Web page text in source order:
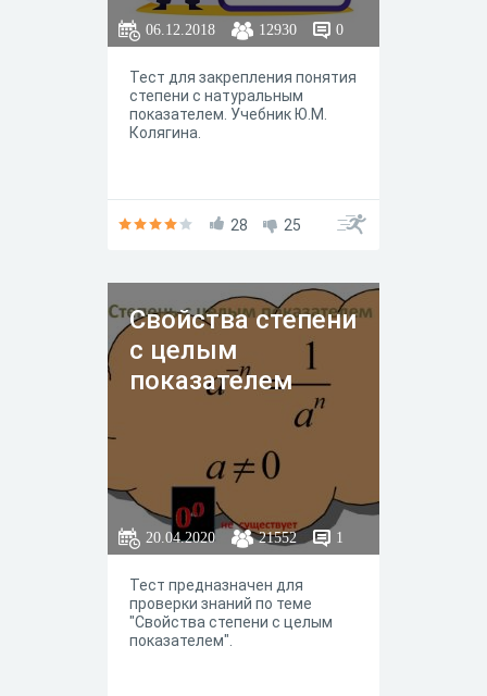
06.12.2018 12930 0
Тест для закрепления понятия
степени с натуральным
показателем. Учебник Ю.М.
Колягина.
28 25
Свойства степени
с целым
показателем
20.04.2020 21552 1
Тест предназначен для
проверки знаний по теме
"Свойства степени с целым
показателем".